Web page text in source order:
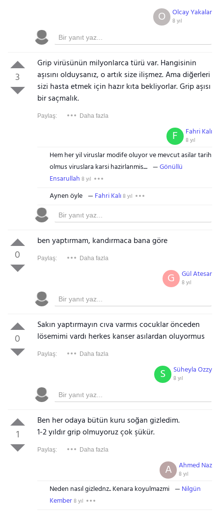
Olcay Yakalar
8 yıl
O
3
Grip virüsünün milyonlarca türü var. Hangisinin
aşısını olduysanız, o artık size ilişmez. Ama diğerleri
sizi hasta etmek için hazır kıta bekliyorlar. Grip aşısı
bir saçmalık.
Paylaş: Daha fazla
Fahri Kalı
8 yıl
F
Hem her yil viruslar modife oluyor ve mevcut asilar tarih
olmus viruslara karsi hazirlanmis....
Gönüllü
Ensarullah 8 yıl
Aynen öyle Fahri Kalı8 yıl
0
ben yaptırmam, kandırmaca bana göre
Paylaş: Daha fazla
Gül Atesar
8 yıl
G
0
Sakın yaptırmayın cıva varmıs cocuklar önceden
lösemimi vardı herkes kanser asılardan oluyormus
Paylaş: Daha fazla
Süheyla Ozzy
8 yıl
S
1
Ben her odaya bütün kuru soğan gizledim.
1-2 yıldır grip olmuyoruz çok şükür.
Paylaş: Daha fazla
Ahmed Naz
8 yıl
A
Neden nasıl gizlednz.. Kenara koyulmazmi
Nilgün
Kember8 yıl